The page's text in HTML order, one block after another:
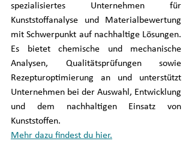
spezialisiertes Unternehmen für
Kunststoffanalyse und Materialbewertung
mit Schwerpunkt auf nachhaltige Lösungen.
Es bietet chemische und mechanische
Analysen, Qualitätsprüfungen sowie
Rezepturoptimierung an und unterstützt
Unternehmen bei der Auswahl, Entwicklung
und dem nachhaltigen Einsatz von
Kunststoffen.
Mehr dazu findest du hier.